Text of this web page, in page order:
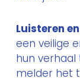
Luisteren
een veilige
hun
melder het